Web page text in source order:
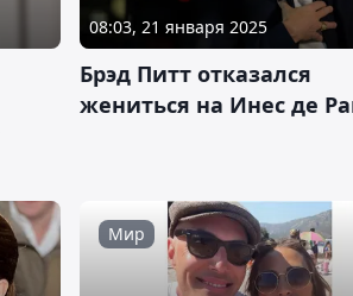
08:03, 21 января 2025
Брэд Питт отказался
жениться на Инес де
Мир